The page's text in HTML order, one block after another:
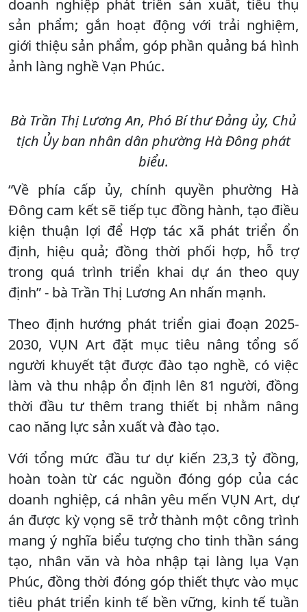
doanh nghiệp phát triển sản xuất, tiêu thụ
sản phẩm; gắn hoạt động với trải nghiệm,
giới thiệu sản phẩm, góp phần quảng bá hình
ảnh làng nghề Vạn Phúc.
Bà Trần Thị Lương An, Phó Bí thư Đảng ủy, Chủ
tịch Ủy ban nhân dân phường Hà Đông phát
biểu.
“Về phía cấp ủy, chính quyền phường Hà
Đông cam kết sẽ tiếp tục đồng hành, tạo điều
kiện thuận lợi để Hợp tác xã phát triển ổn
định, hiệu quả; đồng thời phối hợp, hỗ trợ
trong quá trình triển khai dự án theo quy
định” - bà Trần Thị Lương An nhấn mạnh.
Theo định hướng phát triển giai đoạn 2025-
2030, VỤN Art đặt mục tiêu nâng tổng số
người khuyết tật được đào tạo nghề, có việc
làm và thu nhập ổn định lên 81 người, đồng
thời đầu tư thêm trang thiết bị nhằm nâng
cao năng lực sản xuất và đào tạo.
Với tổng mức đầu tư dự kiến 23,3 tỷ đồng,
hoàn toàn từ các nguồn đóng góp của các
doanh nghiệp, cá nhân yêu mến VỤN Art, dự
án được kỳ vọng sẽ trở thành một công trình
mang ý nghĩa biểu tượng cho tinh thần sáng
tạo, nhân văn và hòa nhập tại làng lụa Vạn
Phúc, đồng thời đóng góp thiết thực vào mục
tiêu phát triển kinh tế bền vững, kinh tế tuần